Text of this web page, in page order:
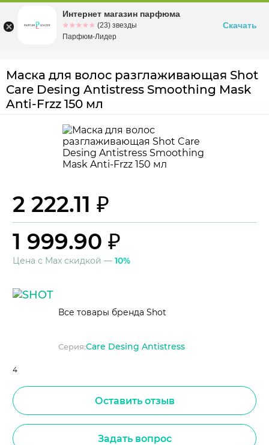
Омскул. Заозерная, 11, к. 1
Маска для волос разглаживающая Shot
Care Desing Antistress Smoothing Mask
Anti-Frzz 150 мл
2 222.11 ₽
1 999.90 ₽
Цена с Max скидкой — 10%
Все товары бренда Shot
Серия:Care Desing Antistress
4
Оставить отзыв
Задать вопрос
Интернет магазин парфюма
☆☆☆☆☆
★★★★★ (23) звезды
Парфюм-Лидер
Скачать